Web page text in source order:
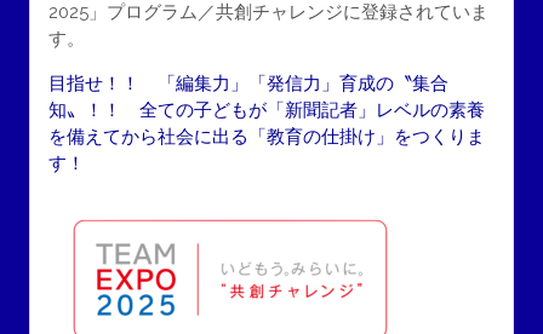
2025」プログラム／共創チャレンジに登録されていま
す。
目指せ！！ 「編集力」「発信力」育成の〝集合
知〟！！ 全ての子どもが「新聞記者」レベルの素養
を備えてから社会に出る「教育の仕掛け」をつくりま
す！